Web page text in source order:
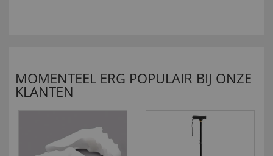
MOMENTEEL ERG POPULAIR BIJ ONZE
KLANTEN